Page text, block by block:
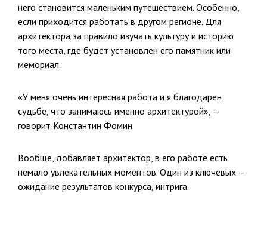
него становится маленьким путешествием. Особенно,
если приходится работать в другом регионе. Для
архитектора за правило изучать культуру и историю
того места, где будет установлен его памятник или
мемориал.
«У меня очень интересная работа и я благодарен
судьбе, что занимаюсь именно архитектурой», —
говорит Константин Фомин.
Вообще, добавляет архитектор, в его работе есть
немало увлекательных моментов. Один из ключевых —
ожидание результатов конкурса, интрига.